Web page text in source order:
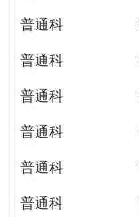
普通科
普通科
普通科
普通科
普通科
普通科